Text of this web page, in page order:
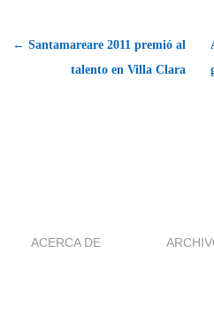
← Santamareare 2011 premió al
talento en Villa Clara
ACERCA DE